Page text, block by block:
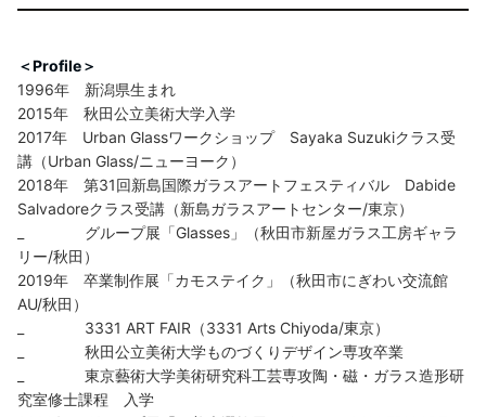
＜Profile＞
1996年 新潟県生まれ
2015年 秋田公立美術大学入学
2017年 Urban Glassワークショップ Sayaka Suzukiクラス受
講（Urban Glass/ニューヨーク）
2018年 第31回新島国際ガラスアートフェスティバル Dabide
Salvadoreクラス受講（新島ガラスアートセンター/東京）
_ グループ展「Glasses」（秋田市新屋ガラス工房ギャラ
リー/秋田）
2019年 卒業制作展「カモステイク」（秋田市にぎわい交流館
AU/秋田）
_ 3331 ART FAIR（3331 Arts Chiyoda/東京）
_ 秋田公立美術大学ものづくりデザイン専攻卒業
_ 東京藝術大学美術研究科工芸専攻陶・磁・ガラス造形研
究室修士課程 入学